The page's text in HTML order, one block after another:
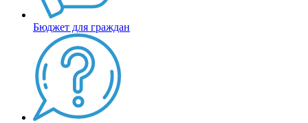
Бюджет для граждан